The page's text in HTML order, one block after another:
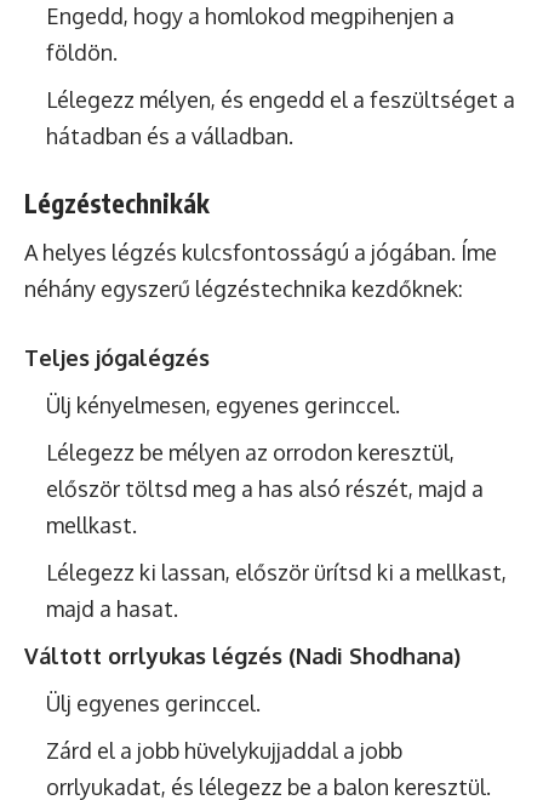
Engedd, hogy a homlokod megpihenjen a
földön.
Lélegezz mélyen, és engedd el a feszültséget a
hátadban és a válladban.
Légzéstechnikák
A helyes légzés kulcsfontosságú a jógában. Íme
néhány egyszerű légzéstechnika kezdőknek:
Teljes jógalégzés
Ülj kényelmesen, egyenes gerinccel.
Lélegezz be mélyen az orrodon keresztül,
először töltsd meg a has alsó részét, majd a
mellkast.
Lélegezz ki lassan, először ürítsd ki a mellkast,
majd a hasat.
Váltott orrlyukas légzés (Nadi Shodhana)
Ülj egyenes gerinccel.
Zárd el a jobb hüvelykujjaddal a jobb
orrlyukadat, és lélegezz be a balon keresztül.